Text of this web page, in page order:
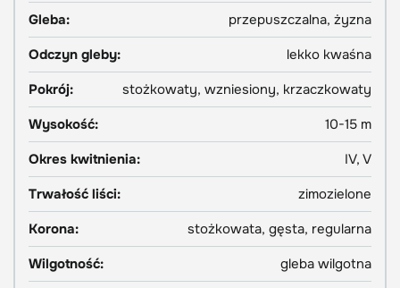
Gleba:
przepuszczalna, żyzna
Odczyn gleby:
lekko kwaśna
Pokrój:
stożkowaty, wzniesiony, krzaczkowaty
Wysokość:
10-15 m
Okres kwitnienia:
IV, V
Trwałość liści:
zimozielone
Korona:
stożkowata, gęsta, regularna
Wilgotność:
gleba wilgotna